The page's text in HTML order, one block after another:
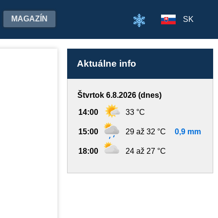
MAGAZÍN SK
Aktuálne info
Štvrtok 6.8.2026 (dnes)
14:00 33 °C
15:00 29 až 32 °C 0,9 mm
18:00 24 až 27 °C